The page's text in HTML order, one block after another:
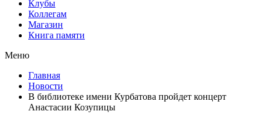
Клубы
Коллегам
Магазин
Книга памяти
Меню
Главная
Новости
В библиотеке имени Курбатова пройдет концерт
Анастасии Козупицы